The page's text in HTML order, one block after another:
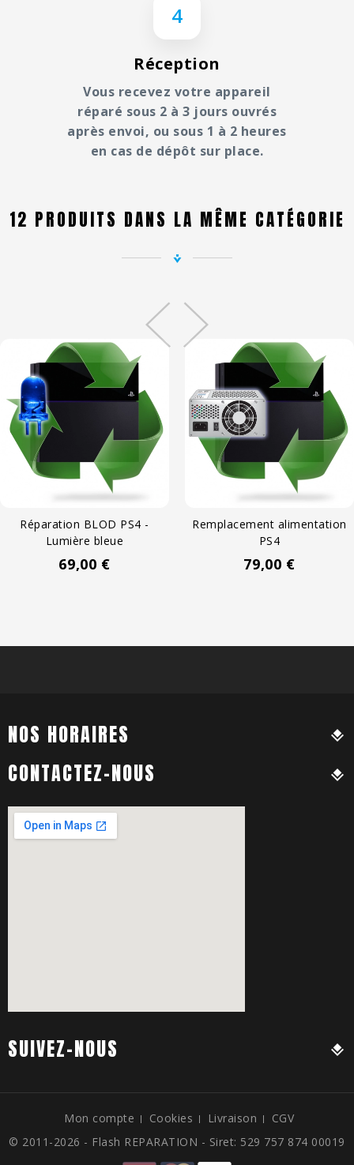
4
Réception
Vous recevez votre appareil
réparé sous 2 à 3 jours ouvrés
après envoi, ou sous 1 à 2 heures
en cas de dépôt sur place.
12 PRODUITS DANS LA MÊME CATÉGORIE
Réparation BLOD PS4 -
Lumière bleue
Prix
69,00 €
Remplacement alimentation
PS4
Prix
79,00 €
NOS HORAIRES
CONTACTEZ-NOUS
SUIVEZ-NOUS
Mon compte Cookies Livraison
CGV
© 2011-2026 - Flash REPARATION - Siret: 529 757 874 00019